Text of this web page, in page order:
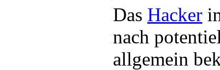
Das Hacker
nach
allgemein